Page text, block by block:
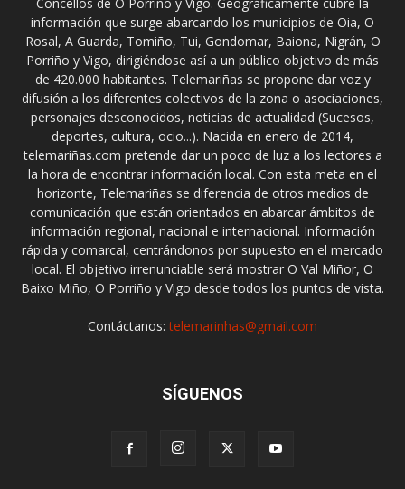
información que surge abarcando los municipios de Oia, O
Rosal, A Guarda, Tomiño, Tui, Gondomar, Baiona, Nigrán, O
Porriño y Vigo, dirigiéndose así a un público objetivo de más
de 420.000 habitantes. Telemariñas se propone dar voz y
difusión a los diferentes colectivos de la zona o asociaciones,
personajes desconocidos, noticias de actualidad (Sucesos,
deportes, cultura, ocio...). Nacida en enero de 2014,
telemariñas.com pretende dar un poco de luz a los lectores a
la hora de encontrar información local. Con esta meta en el
horizonte, Telemariñas se diferencia de otros medios de
comunicación que están orientados en abarcar ámbitos de
información regional, nacional e internacional. Información
rápida y comarcal, centrándonos por supuesto en el mercado
local. El objetivo irrenunciable será mostrar O Val Miñor, O
Baixo Miño, O Porriño y Vigo desde todos los puntos de vista.
Contáctanos:telemarinhas@gmail.com
SÍGUENOS